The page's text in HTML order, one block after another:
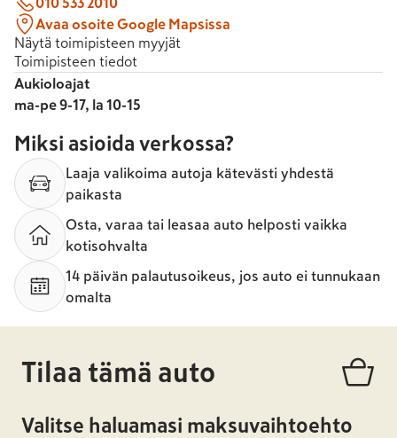
010 533 2010
Avaa osoite Google Mapsissa
Näytä toimipisteen myyjät
Toimipisteen tiedot
Aukioloajat
ma-pe 9-17, la 10-15
Miksi asioida verkossa?
Laaja valikoima autoja kätevästi yhdestä
paikasta
Osta, varaa tai leasaa auto helposti vaikka
kotisohvalta
14 päivän palautusoikeus, jos auto ei tunnukaan
omalta
Tilaa tämä auto
Valitse haluamasi maksuvaihtoehto